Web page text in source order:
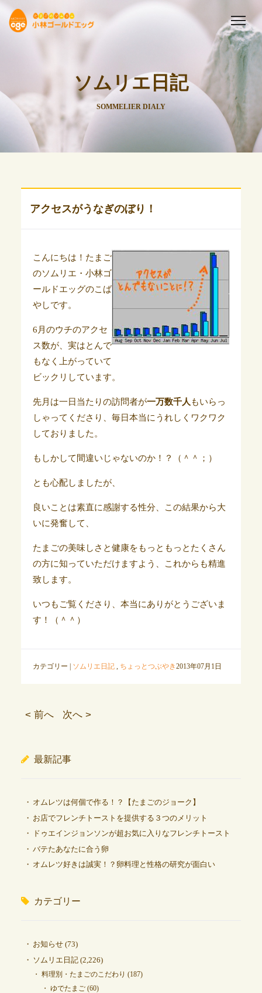
ソムリエ日記
SOMMELIER DIALY
アクセスがうなぎのぼり！
こんにちは！たまご
のソムリエ・小林ゴ
ールドエッグのこば
やしです。
6月のウチのアクセ
ス数が、実はとんで
もなく上がっていて
ビックリしています。
先月は一日当たりの訪問者が一万数千人 もいらっ
しゃってくださり、毎日本当にうれしくワクワク
しておりました。
もしかして間違いじゃないのか！？ （＾＾；）
とも心配しましたが、
良いことは素直に感謝する性分、この結果から大
いに発奮して、
たまごの美味しさと健康をもっともっとたくさん
の方に知っていただけますよう、これからも精進
致します。
いつもご覧くださり、本当にありがとうございま
す！（＾＾）
カテゴリー | ソムリエ日記, ちょっとつぶやき2013年07月1日
< 前へ 次へ >
最新記事
オムレツは何個で作る！？【たまごのジョーク】
お店でフレンチトーストを提供する３つのメリット
ドゥエインジョンソンが超お気に入りなフレンチトースト
バテたあなたに合う卵
オムレツ好きは誠実！？卵料理と性格の研究が面白い
カテゴリー
お知らせ(73)
ソムリエ日記(2,226)
料理別・たまごのこだわり (187)
ゆでたまご(60)